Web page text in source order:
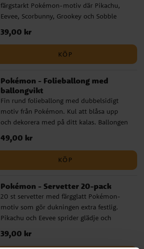
färgstarkt Pokémon-motiv där Pikachu,
Eevee, Scorbunny, Grookey och Sobble
hoppar fram mot en blå bakgrund med
röd Pokéball-kant. Perfekta att fylla med
som barnen kan ta med sig hem efter
Tillverkade av miljövänligt FSC-certifierat
papper
Pris:39,00 kr
39,00 kr
KÖP
Pokémon - Folieballong med
ballongvikt
Fin rund folieballong med dubbelsidigt
motiv från Pokémon. Kul att blåsa upp
och dekorera med på ditt kalas. Ballongen
är 46 cm i diameter och kan fyllas med
luft eller helium. Förpackningen innehåller
ballongvikt, snöre (ca 1,5 m) och sugrör. ✔️
Kan fyllas med luft eller helium ✔️
Pris :49,00 kr
49,00 kr
KÖP
Pokémon - Servetter 20-pack
20 st servetter med färgglatt Pokémon-
motiv som gör dukningen extra festlig.
Pikachu och Eevee sprider glädje och
energi och blir en perfekt detalj till alla
Pokémon-fans kalas. Servetterna är 2-
Pris:39,00 kr
39,00 kr